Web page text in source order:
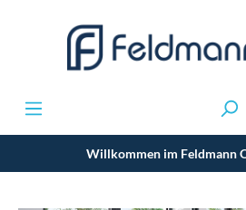
Willkommen im Feldmann